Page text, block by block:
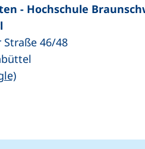
- Hochschule
Straße 46/48
(externer Link, öffnet